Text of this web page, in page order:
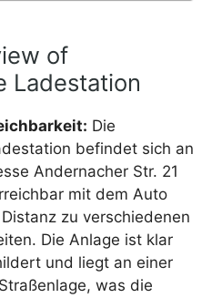
of
Ladestation
Die
befindet sich an
Andernacher Str. 21
mit dem Auto
zu verschiedenen
Die Anlage ist klar
und liegt an einer
was die